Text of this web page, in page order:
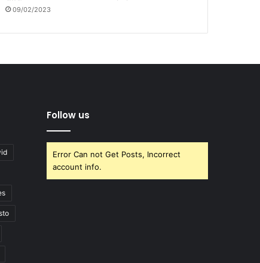
09/02/2023
Follow us
Error Can not Get Posts, Incorrect
account info.